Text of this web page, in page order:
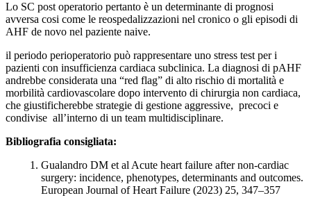
Lo SC post operatorio pertanto è un determinante di prognosi
avversa cosi come le reospedalizzazioni nel cronico o gli episodi di
AHF de novo nel paziente naive.
il periodo perioperatorio può rappresentare uno stress test per i
pazienti con insufficienza cardiaca subclinica. La diagnosi di pAHF
andrebbe considerata una “red flag” di alto rischio di mortalità e
morbilità cardiovascolare dopo intervento di chirurgia non cardiaca,
che giustificherebbe strategie di gestione aggressive, precoci e
condivise all’interno di un team multidisciplinare.
Bibliografia consigliata:
Gualandro DM et al Acute heart failure after non-cardiac
surgery: incidence, phenotypes, determinants and outcomes.
European Journal of Heart Failure (2023) 25, 347–357